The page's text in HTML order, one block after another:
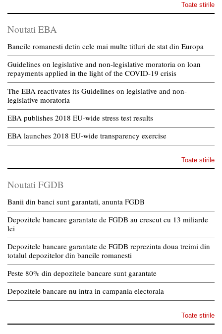
Toate stirile
Noutati EBA
Bancile romanesti detin cele mai multe titluri de stat din Europa
Guidelines on legislative and non-legislative moratoria on loan
repayments applied in the light of the COVID-19 crisis
The EBA reactivates its Guidelines on legislative and non-
legislative moratoria
EBA publishes 2018 EU-wide stress test results
EBA launches 2018 EU-wide transparency exercise
Toate stirile
Noutati FGDB
Banii din banci sunt garantati, anunta FGDB
Depozitele bancare garantate de FGDB au crescut cu 13 miliarde
lei
Depozitele bancare garantate de FGDB reprezinta doua treimi din
totalul depozitelor din bancile romanesti
Peste 80% din depozitele bancare sunt garantate
Depozitele bancare nu intra in campania electorala
Toate stirile